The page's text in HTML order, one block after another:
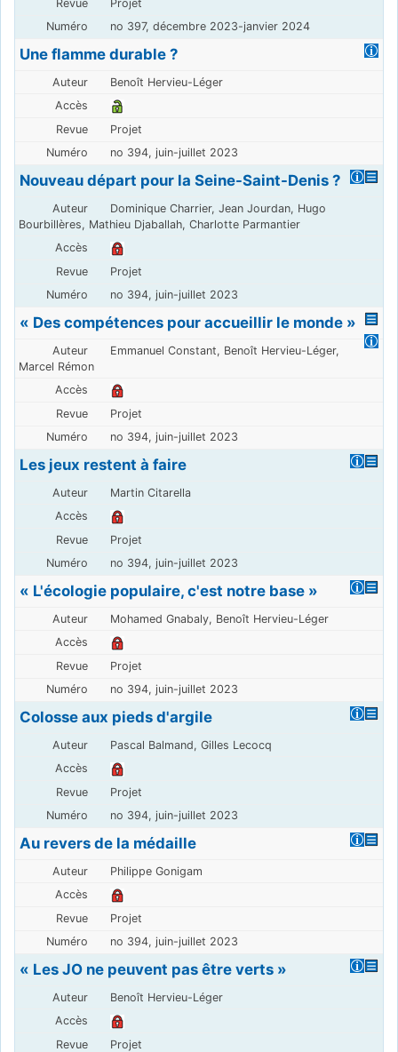
Projet
no 397, décembre 2023-janvier 2024
Une flamme durable ?
Benoît Hervieu-Léger
Projet
no 394, juin-juillet 2023
Nouveau départ pour la Seine-Saint-Denis ?
Dominique Charrier, Jean Jourdan, Hugo
Bourbillères, Mathieu Djaballah, Charlotte Parmantier
Projet
no 394, juin-juillet 2023
« Des compétences pour accueillir le monde »
Emmanuel Constant, Benoît Hervieu-Léger,
Marcel Rémon
Projet
no 394, juin-juillet 2023
Les jeux restent à faire
Martin Citarella
Projet
no 394, juin-juillet 2023
« L'écologie populaire, c'est notre base »
Mohamed Gnabaly, Benoît Hervieu-Léger
Projet
no 394, juin-juillet 2023
Colosse aux pieds d'argile
Pascal Balmand, Gilles Lecocq
Projet
no 394, juin-juillet 2023
Au revers de la médaille
Philippe Gonigam
Projet
no 394, juin-juillet 2023
« Les JO ne peuvent pas être verts »
Benoît Hervieu-Léger
Projet